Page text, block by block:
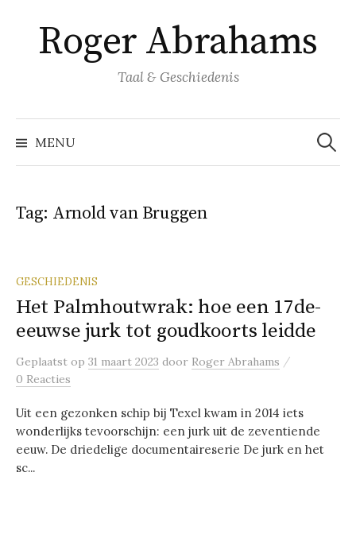
inhoud
springen
Roger Abrahams
Taal & Geschiedenis
MENU
Zoeken
naar:
Tag: Arnold van Bruggen
GESCHIEDENIS
Het Palmhoutwrak: hoe een 17de-
eeuwse jurk tot goudkoorts leidde
Geplaatst op 31 maart 2023 door Roger Abrahams /
0 Reacties
Uit een gezonken schip bij Texel kwam in 2014 iets
wonderlijks tevoorschijn: een jurk uit de zeventiende
eeuw. De driedelige documentaireserie De jurk en het
sc...